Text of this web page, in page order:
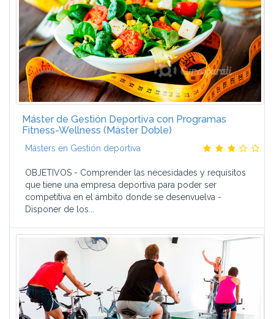
Máster de Gestión Deportiva con Programas
Fitness-Wellness (Máster Doble)
Másters en Gestión deportiva
OBJETIVOS - Comprender las necesidades y requisitos
que tiene una empresa deportiva para poder ser
competitiva en el ámbito donde se desenvuelva -
Disponer de los...